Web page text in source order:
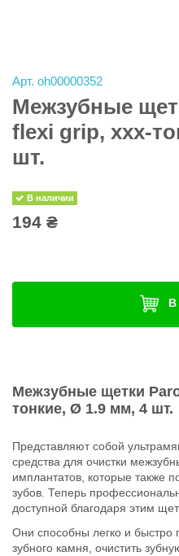
Арт. oh00000352
Межзубные
flexi grip, xxx-
шт.
В наличии
194 ₴
В
Межзубные щетки
тонкие, Ø 1.9 мм, 4 шт.
Представляют собой
средства для очистки
имплантатов, которые также
зубов. Теперь
доступной благодаря этим
Они способны легко и быстро
зубного камня, очистить